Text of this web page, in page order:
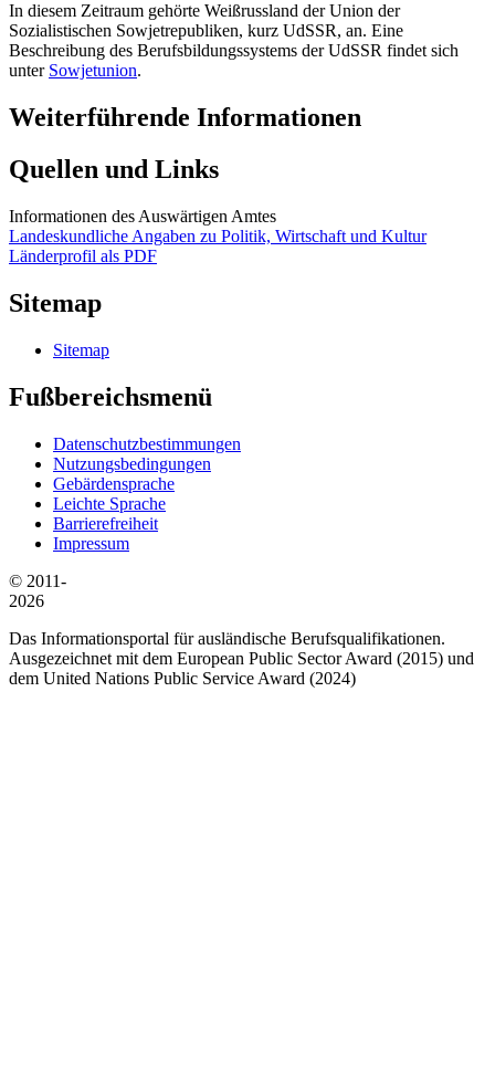
In diesem Zeitraum gehörte Weißrussland der Union der
Sozialistischen Sowjetrepubliken, kurz UdSSR, an. Eine
Beschreibung des Berufsbildungssystems der UdSSR findet sich
unter Sowjetunion.
Weiterführende Informationen
Quellen und Links
Informationen des Auswärtigen Amtes
Landeskundliche Angaben zu Politik, Wirtschaft und Kultur
Länderprofil als PDF
Sitemap
Sitemap
Fußbereichsmenü
Datenschutzbestimmungen
Nutzungsbedingungen
Gebärdensprache
Leichte Sprache
Barrierefreiheit
Impressum
© 2011-
2026
Das Informationsportal für ausländische Berufsqualifikationen.
Ausgezeichnet mit dem European Public Sector Award (2015) und
dem United Nations Public Service Award (2024)